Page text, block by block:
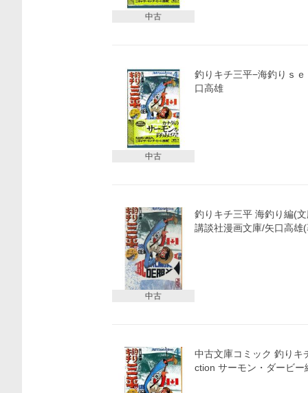
中古
中古
釣りキチ三平−海釣りｓ
口高雄
中古
釣りキチ三平 海釣り編(
講談社漫画文庫/矢口高雄
中古文庫コミック 釣りキ
ction サーモン・ダービ